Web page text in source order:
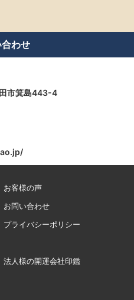
わせ
市箕島443-4
お客様の声
お問い合わせ
プライバシーポリシー
法人様の開運会社印鑑